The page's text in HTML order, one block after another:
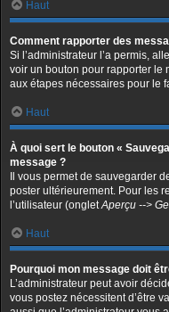
Haut
Comment rapporter des
Si l’administrateur l’a permis,
voir un bouton pour rapporter le
aux étapes nécessaires pour le
Haut
À quoi sert le bouton «
message ?
Il vous permet de sauvegarder
poster ultérieurement. Pour les
l’utilisateur (ongletAperçu -->
Haut
Pourquoi mon message doit
L’administrateur peut avoir
vous postez nécessitent d’être